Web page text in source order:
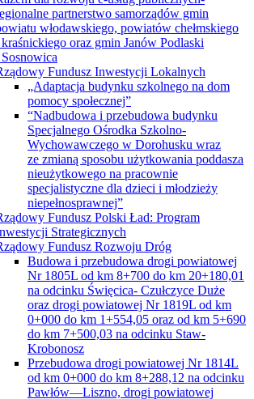
partnerstwo samorządów gmin
włodawskiego, powiatów chełmskiego
oraz gmin Janów Podlaski
Fundusz Inwestycji Lokalnych
„Adaptacja budynku szkolnego na dom
pomocy społecznej”
“Nadbudowa i przebudowa budynku
Specjalnego Ośrodka Szkolno-
Wychowawczego w Dorohusku wraz
ze zmianą sposobu użytkowania poddasza
nieużytkowego na pracownie
specjalistyczne dla dzieci i młodzieży
niepełnosprawnej”
Fundusz Polski Ład: Program
Strategicznych
Fundusz Rozwoju Dróg
Budowa i przebudowa drogi powiatowej
Nr 1805L od km 8+700 do km 20+180,01
na odcinku Święcica- Czułczyce Duże
oraz drogi powiatowej Nr 1819L od km
0+000 do km 1+554,05 oraz od km 5+690
do km 7+500,03 na odcinku Staw-
Krobonosz
Przebudowa drogi powiatowej Nr 1814L
od km 0+000 do km 8+288,12 na odcinku
Pawłów—Liszno, drogi powiatowej